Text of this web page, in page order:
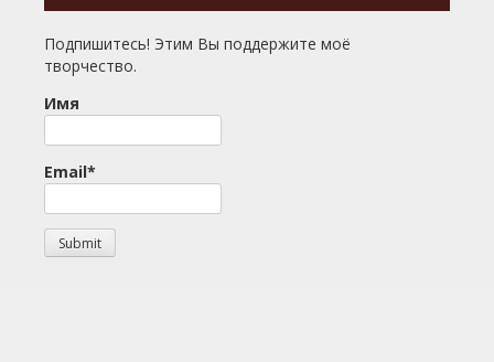
Подпишитесь! Этим Вы поддержите моё
творчество.
Имя
Email*